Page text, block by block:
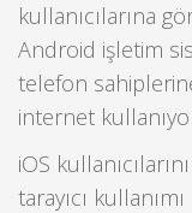
kullanıcılarına
Android işletim
telefon
internet
iOS
tarayıcı